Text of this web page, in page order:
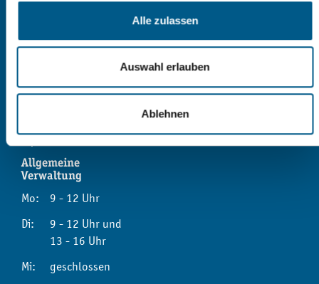
Alle zulassen
Auswahl erlauben
Ablehnen
Kontaktformular
Sprechzeiten
Allgemeine
Verwaltung
Mo:
9 - 12 Uhr
Di:
9 - 12 Uhr und
13 - 16 Uhr
Mi:
geschlossen